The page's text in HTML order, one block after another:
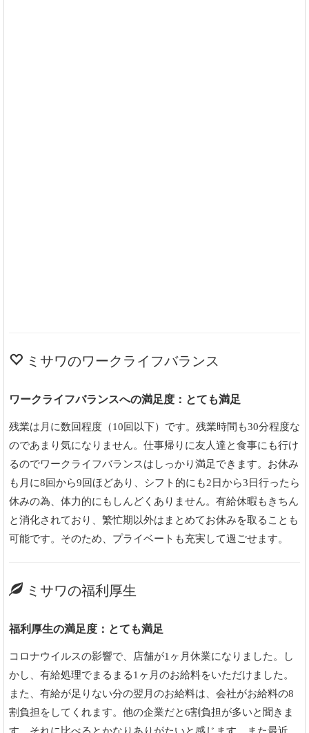
ミサワのワークライフバランス
ワークライフバランスへの満足度：とても満足
残業は月に数回程度（10回以下）です。残業時間も30分程度な
のであまり気になりません。仕事帰りに友人達と食事にも行け
るのでワークライフバランスはしっかり満足できます。お休み
も月に8回から9回ほどあり、シフト的にも2日から3日行ったら
休みの為、体力的にもしんどくありません。有給休暇もきちん
と消化されており、繁忙期以外はまとめてお休みを取ることも
可能です。そのため、プライベートも充実して過ごせます。
ミサワの福利厚生
福利厚生の満足度：とても満足
コロナウイルスの影響で、店舗が1ヶ月休業になりました。し
かし、有給処理でまるまる1ヶ月のお給料をいただけました。
また、有給が足りない分の翌月のお給料は、会社がお給料の8
割負担をしてくれます。他の企業だと6割負担が多いと聞きま